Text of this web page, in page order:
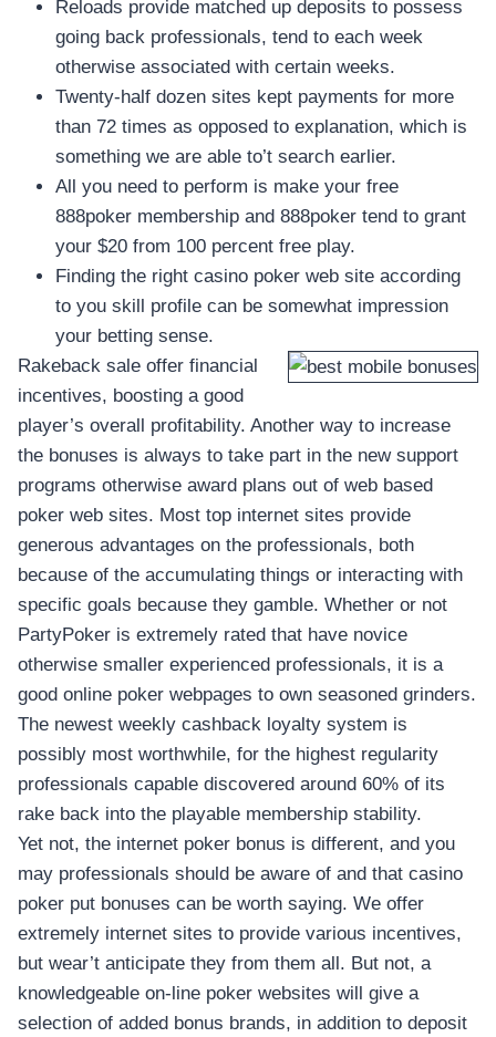
อุปกรณ์เพื่อความบันเทิง
อุปกรณ์เพื่อความบันเทิง
ลำโพง
โทรทัศน์
สินค้าตามแบรนด์
Reloads provide matched up deposits to possess
going back professionals, tend to each week
otherwise associated with certain weeks.
Twenty-half dozen sites kept payments for more
than 72 times as opposed to explanation, which is
something we are able to’t search earlier.
All you need to perform is make your free
888poker membership and 888poker tend to grant
your $20 from 100 percent free play.
Finding the right casino poker web site according
to you skill profile can be somewhat impression
your betting sense.
Rakeback sale offer financial
incentives, boosting a good
player’s overall profitability. Another way to increase
the bonuses is always to take part in the new support
programs otherwise award plans out of web based
poker web sites. Most top internet sites provide
generous advantages on the professionals, both
because of the accumulating things or interacting with
specific goals because they gamble. Whether or not
PartyPoker is extremely rated that have novice
otherwise smaller experienced professionals, it is a
good online poker webpages to own seasoned grinders.
The newest weekly cashback loyalty system is
possibly most worthwhile, for the highest regularity
professionals capable discovered around 60% of its
rake back into the playable membership stability.
Yet not, the internet poker bonus is different, and you
may professionals should be aware of and that casino
poker put bonuses can be worth saying. We offer
extremely internet sites to provide various incentives,
but wear’t anticipate they from them all. But not, a
knowledgeable on-line poker websites will give a
selection of added bonus brands, in addition to deposit